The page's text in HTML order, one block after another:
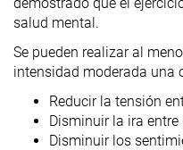
salud mental.
Se pueden realizar al
intensidad moderada una
Reducir la tensión
Disminuir la ira entre
Disminuir los